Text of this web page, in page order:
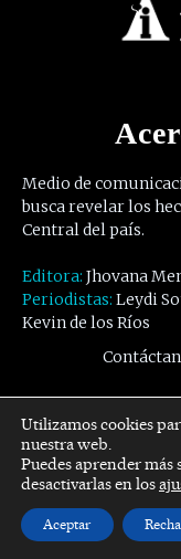
Medio de
busca revelar los
Central del país.
Editora: Jhovana
Periodistas: Leydi
Kevin de los Ríos
Utilizamos cookies
nuestra web.
Puedes aprender más
desactivarlas en los
Aceptar